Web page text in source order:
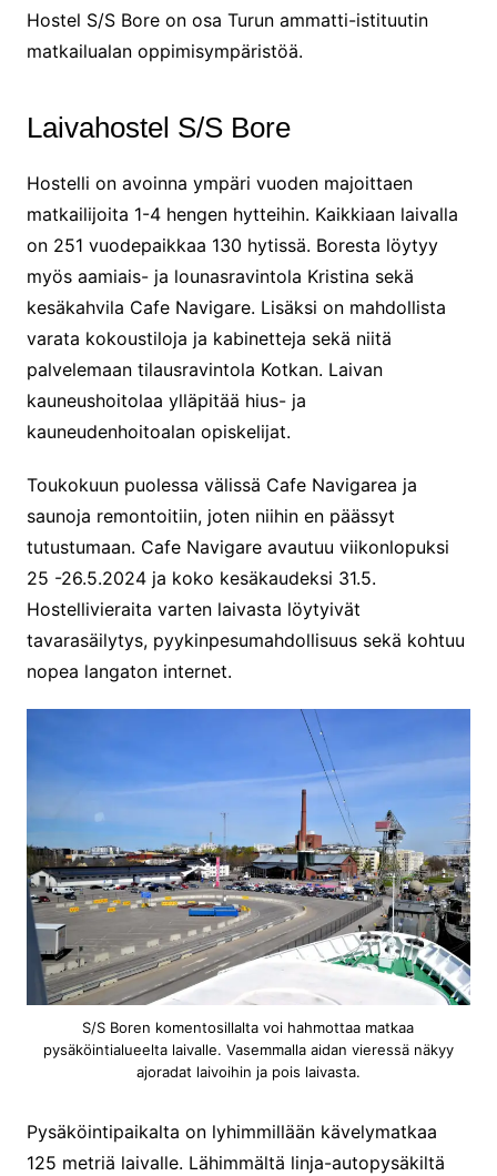
Hostel S/S Bore on osa Turun ammatti-istituutin
matkailualan oppimisympäristöä.
Laivahostel S/S Bore
Hostelli on avoinna ympäri vuoden majoittaen
matkailijoita 1-4 hengen hytteihin. Kaikkiaan laivalla
on 251 vuodepaikkaa 130 hytissä. Boresta löytyy
myös aamiais- ja lounasravintola Kristina sekä
kesäkahvila Cafe Navigare. Lisäksi on mahdollista
varata kokoustiloja ja kabinetteja sekä niitä
palvelemaan tilausravintola Kotkan. Laivan
kauneushoitolaa ylläpitää hius- ja
kauneudenhoitoalan opiskelijat.
Toukokuun puolessa välissä Cafe Navigarea ja
saunoja remontoitiin, joten niihin en päässyt
tutustumaan. Cafe Navigare avautuu viikonlopuksi
25 -26.5.2024 ja koko kesäkaudeksi 31.5.
Hostellivieraita varten laivasta löytyivät
tavarasäilytys, pyykinpesumahdollisuus sekä kohtuu
nopea langaton internet.
S/S Boren komentosillalta voi hahmottaa matkaa
pysäköintialueelta laivalle. Vasemmalla aidan vieressä näkyy
ajoradat laivoihin ja pois laivasta.
Pysäköintipaikalta on lyhimmillään kävelymatkaa
125 metriä laivalle. Lähimmältä linja-autopysäkiltä